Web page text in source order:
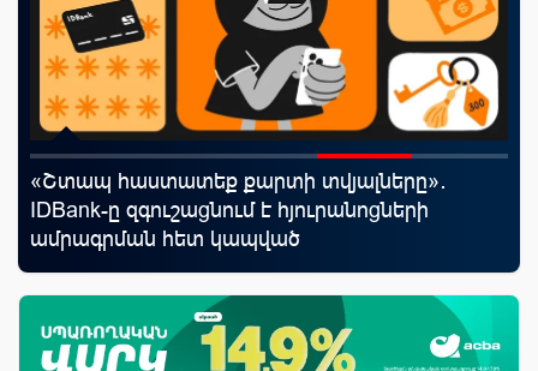
«Շտապ հաստատեք քարտի տվյալները»․
IDBank-ը զգուշացնում է հյուրանոցների
ամրագրման հետ կապված
զեղծարարությունների մասին